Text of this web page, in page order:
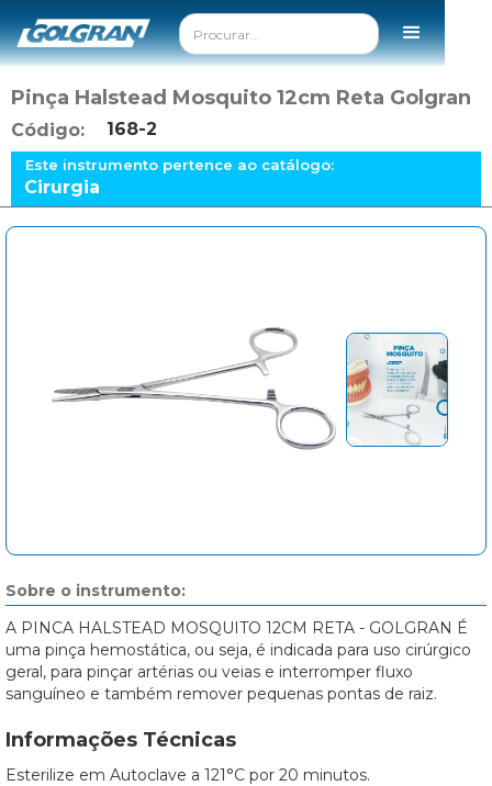
Pinça Halstead Mosquito 12cm Reta Golgran
Código: 168-2
Este instrumento pertence ao catálogo:
Cirurgia
Sobre o instrumento:
A PINCA HALSTEAD MOSQUITO 12CM RETA - GOLGRAN É
uma pinça hemostática, ou seja, é indicada para uso cirúrgico
geral, para pinçar artérias ou veias e interromper fluxo
sanguíneo e também remover pequenas pontas de raiz.
Informações Técnicas
Esterilize em Autoclave a 121°C por 20 minutos.